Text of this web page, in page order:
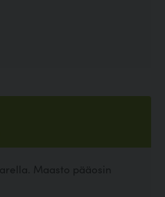
Maasto pääosin